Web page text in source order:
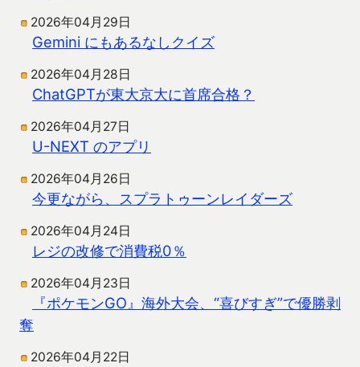
2026年04月29日
Gemini にもあるなしクイズ
2026年04月28日
ChatGPTが東大京大に首席合格？
2026年04月27日
U-NEXT のアプリ
2026年04月26日
今更ながら、スプラトゥーンレイダーズ
2026年04月24日
レジの改修で消費税0％
2026年04月23日
『ポケモンGO』海外大会、“喜びすぎ”で優勝剥
奪
2026年04月22日